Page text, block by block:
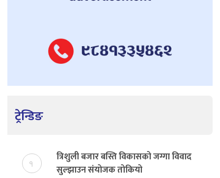
ट्रेन्डिङ
१
त्रिशुली बजार बस्ति विकासको जग्गा विवाद
सुल्झाउन संयोजक तोकियो